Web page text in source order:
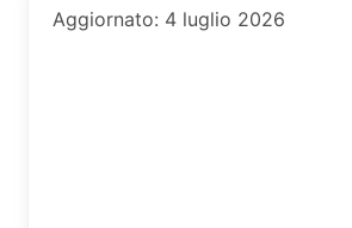
Aggiornato: 4 luglio 2026